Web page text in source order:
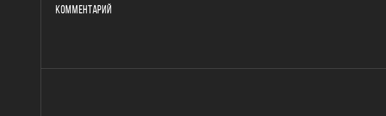
КОММЕНТАРИЙ